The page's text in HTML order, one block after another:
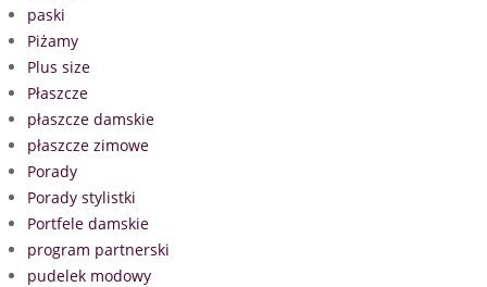
paski
Piżamy
Plus size
Płaszcze
płaszcze damskie
płaszcze zimowe
Porady
Porady stylistki
Portfele damskie
program partnerski
pudelek modowy